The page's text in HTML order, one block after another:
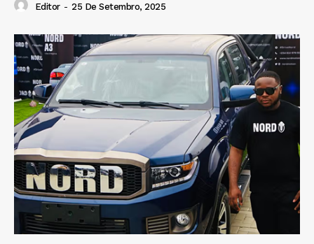
Editor - 25 De Setembro, 2025